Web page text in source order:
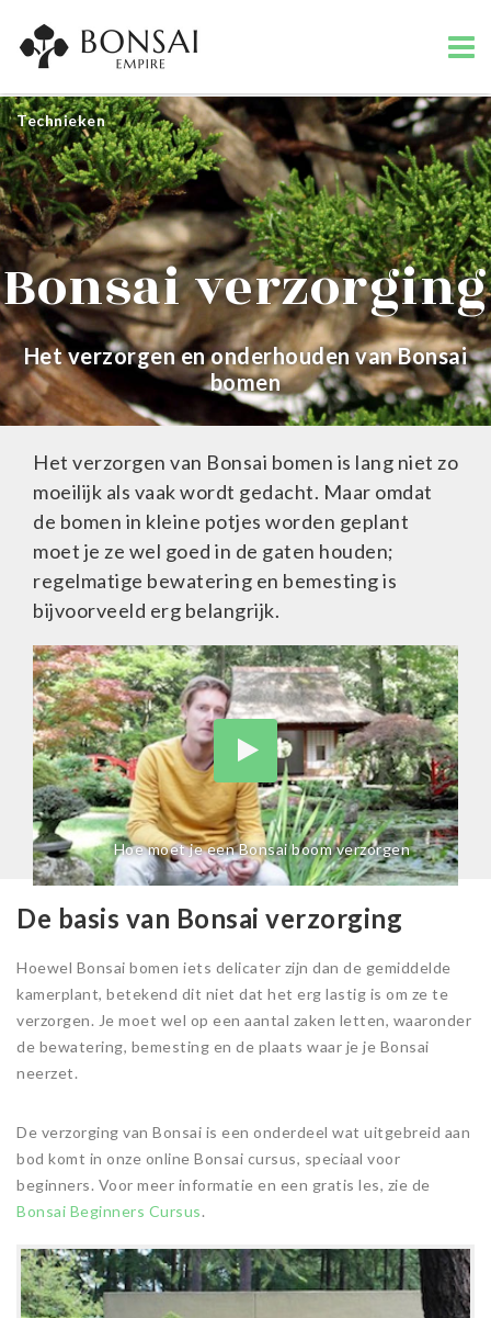
Technieken
Bonsai verzorging
Het verzorgen en onderhouden van Bonsai
bomen
Het verzorgen van Bonsai bomen is lang niet zo
moeilijk als vaak wordt gedacht. Maar omdat
de bomen in kleine potjes worden geplant
moet je ze wel goed in de gaten houden;
regelmatige bewatering en bemesting is
bijvoorveeld erg belangrijk.
Hoe moet je een Bonsai boom verzorgen
De basis van Bonsai verzorging
Hoewel Bonsai bomen iets delicater zijn dan de gemiddelde
kamerplant, betekend dit niet dat het erg lastig is om ze te
verzorgen. Je moet wel op een aantal zaken letten, waaronder
de bewatering, bemesting en de plaats waar je je Bonsai
neerzet.
De verzorging van Bonsai is een onderdeel wat uitgebreid aan
bod komt in onze online Bonsai cursus, speciaal voor
beginners. Voor meer informatie en een gratis les, zie de
Bonsai Beginners Cursus.